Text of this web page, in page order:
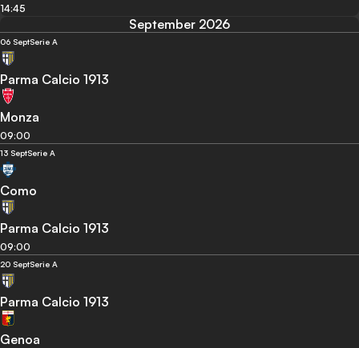
14:45
September 2026
06 SeptSerie A
Parma Calcio 1913
Monza
09:00
13 SeptSerie A
Como
Parma Calcio 1913
09:00
20 SeptSerie A
Parma Calcio 1913
Genoa